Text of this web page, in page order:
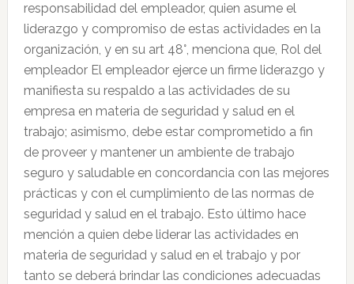
responsabilidad del empleador, quien asume el
liderazgo y compromiso de estas actividades en la
organización, y en su art 48°, menciona que, Rol del
empleador El empleador ejerce un firme liderazgo y
manifiesta su respaldo a las actividades de su
empresa en materia de seguridad y salud en el
trabajo; asimismo, debe estar comprometido a fin
de proveer y mantener un ambiente de trabajo
seguro y saludable en concordancia con las mejores
prácticas y con el cumplimiento de las normas de
seguridad y salud en el trabajo. Esto último hace
mención a quien debe liderar las actividades en
materia de seguridad y salud en el trabajo y por
tanto se deberá brindar las condiciones adecuadas